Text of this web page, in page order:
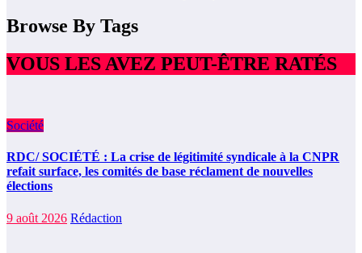
Browse By Tags
VOUS LES AVEZ PEUT-ÊTRE RATÉS
Société
RDC/ SOCIÉTÉ : La crise de légitimité syndicale à la CNPR
refait surface, les comités de base réclament de nouvelles
élections
9 août 2026 Rédaction